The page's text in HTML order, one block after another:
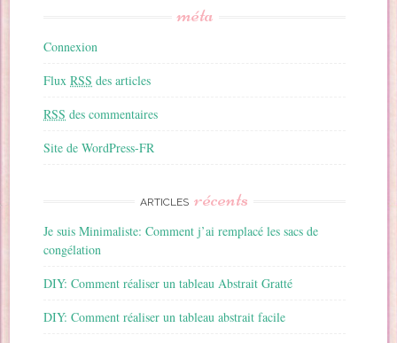
méta
Connexion
FluxRSS des articles
RSS des commentaires
Site de WordPress-FR
ARTICLES récents
Je suis Minimaliste: Comment j’ai remplacé les sacs de
congélation
DIY: Comment réaliser un tableau Abstrait Gratté
DIY: Comment réaliser un tableau abstrait facile